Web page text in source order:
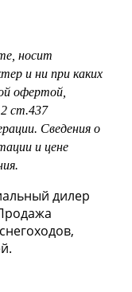
носит
и ни при каких
офертой,
ст.437
Сведения о
и цене
дилер